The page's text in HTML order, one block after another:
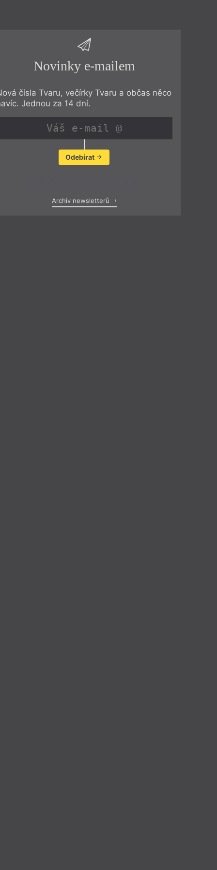
Novinky e-mailem
čísla Tvaru, večírky Tvaru a občas něco
Jednou za 14 dní.
Odebírat
Archiv newsletterů